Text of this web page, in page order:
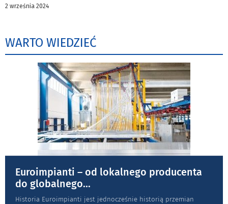
2 września 2024
WARTO WIEDZIEĆ
Euroimpianti – od lokalnego producenta
do globalnego...
Historia Euroimpianti jest jednocześnie historią przemian